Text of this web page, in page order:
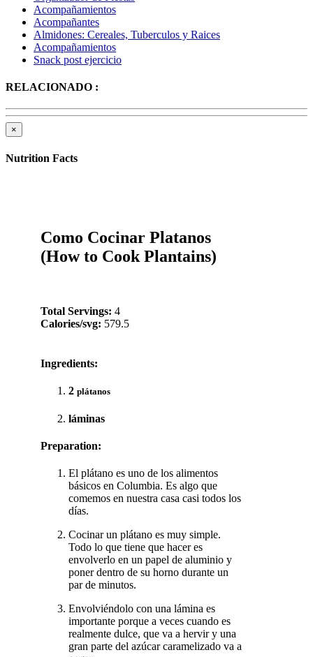
Acompañamientos
Acompañantes
Almidones: Cereales, Tuberculos y Raices
Acompañamientos
Snack post ejercicio
RELACIONADO :
×
Nutrition Facts
Como Cocinar Platanos
(How to Cook Plantains)
Total Servings: 4
Calories/svg: 579.5
Ingredients:
2 plátanos
láminas
Preparation:
El plátano es uno de los alimentos
básicos en Columbia. Es algo que
comemos en nuestra casa casi todos los
días.
Cocinar un plátano es muy simple.
Todo lo que tiene que hacer es
envolverlo en un papel de aluminio y
poner dentro de su horno durante un
par de minutos.
Envolviéndolo con una lámina es
importante porque a veces cuando es
realmente dulce, que va a hervir y una
gran parte del azúcar caramelizado va a